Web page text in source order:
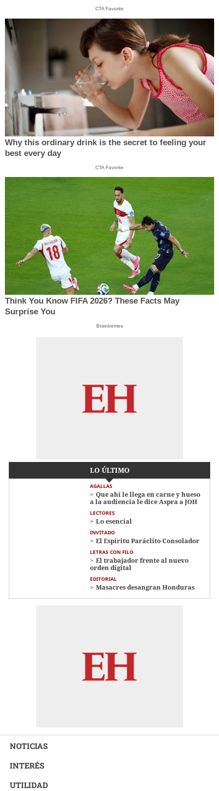
CTA Favorite
Why this ordinary drink is the secret to feeling your
best every day
CTA Favorite
Think You Know FIFA 2026? These Facts May
Surprise You
Brainberries
LO ÚLTIMO
AGALLAS
Que ahí le llega en carne y hueso
a la audiencia le dice Aspra a JOH
LECTORES
Lo esencial
INVITADO
El Espíritu Paráclito Consolador
LETRAS CON FILO
El trabajador frente al nuevo
orden digital
EDITORIAL
Masacres desangran Honduras
NOTICIAS
INTERÉS
UTILIDAD